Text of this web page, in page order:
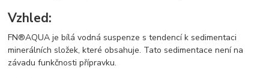
Vzhled:
FN®AQUA je bílá vodná suspenze s tendencí k sedimentaci
minerálních složek, které obsahuje. Tato sedimentace není na
závadu funkčnosti přípravku.